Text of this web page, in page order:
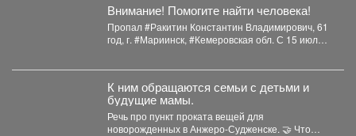
Внимание! Помогите найти человека!
Пропал #Ракитин Константин Владимирович, 61
год, г. #Мариинск, #Кемеровская обл. С 15 июля
К ним обращаются семьи с детьми и
будущие мамы.
Речь про пункт проката вещей для
новорожденных в Анжеро-Судженске. 🤝 Что